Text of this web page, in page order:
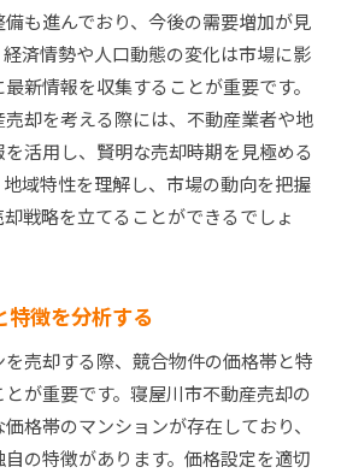
寝屋川市の市場トレンド活用法
映した価格設定の重要性
市における人気エリアを知る
に応じたリフォーム提案
法を利用する
用した魅力的な広告戦略
タを基にしたマーケティング戦術
戦略を徹底分析
成功した要因を探る
ぶ、避けるべき落とし穴
通するセールスポイント
も進んでおり、今後の需要増加が見
済情勢や人口動態の変化は市場に影
新情報を収集することが重要です。
却を考える際には、不動産業者や地
活用し、賢明な売却時期を見極める
域特性を理解し、市場の動向を把握
戦略を立てることができるでしょ
特徴を分析する
売却する際、競合物件の価格帯と特
が重要です。寝屋川市不動産売却の
格帯のマンションが存在しており、
の特徴があります。価格設定を適切